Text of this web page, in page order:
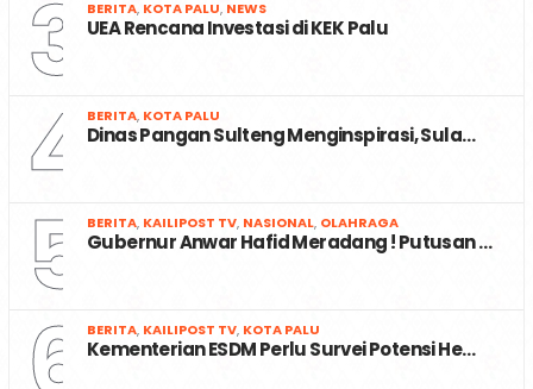
3 BERITA, KOTA PALU, NEWS
UEA Rencana Investasi di KEK Palu
4 BERITA, KOTA PALU
Dinas Pangan Sulteng Menginspirasi, Sula…
5 BERITA, KAILIPOST TV, NASIONAL, OLAHRAGA
Gubernur Anwar Hafid Meradang ! Putusan …
BERITA, KAILIPOST TV, KOTA PALU
Kementerian ESDM Perlu Survei Potensi He…